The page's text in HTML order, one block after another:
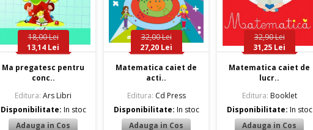
18,00 Lei
13,14 Lei
Ma pregatesc pentru
conc..
Editura: Ars Libri
Disponibilitate: In stoc
32,00 Lei
27,20 Lei
Matematica caiet de
acti..
Editura: Cd Press
Disponibilitate: In stoc
32,90 Lei
31,25 Lei
Matematica caiet de
lucr..
Editura: Booklet
Disponibilitate: In stoc